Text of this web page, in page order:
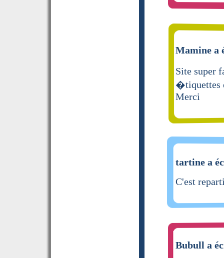
Mamine a
Site super
�tiquettes
Merci
tartine a
C'est
Bubull a